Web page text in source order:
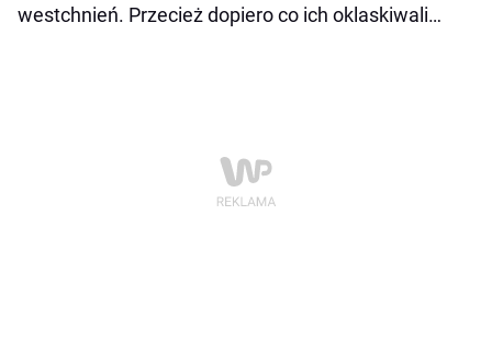
westchnień. Przecież dopiero co ich oklaskiwali…